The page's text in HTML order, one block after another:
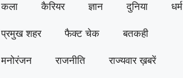
कला कैरियर ज्ञान दुनिया धर्म
प्रमुख शहर फैक्ट चेक बतकही
मनोरंजन राजनीति राज्यवार ख़बरें